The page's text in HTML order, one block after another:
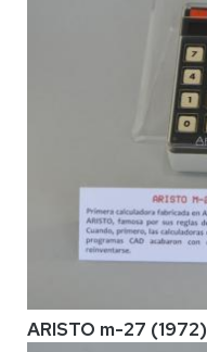
ARISTO m-27 (1972)